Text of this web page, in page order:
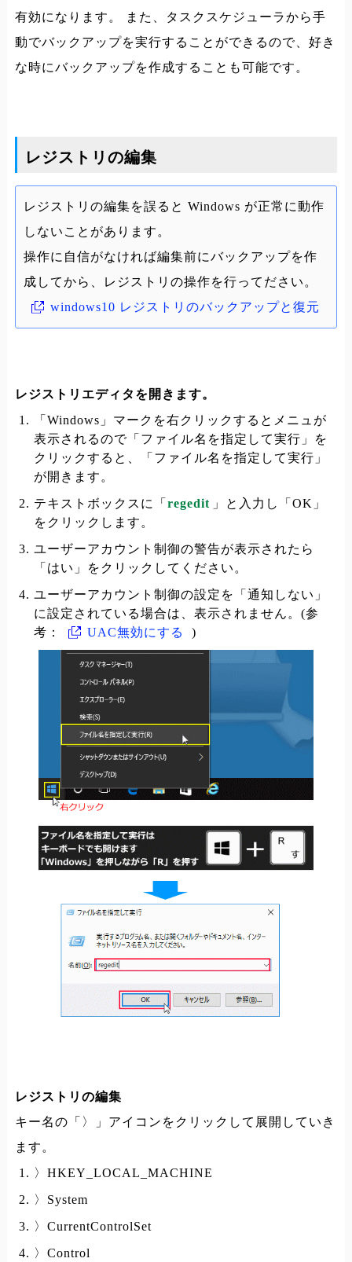
有効になります。 また、タスクスケジューラから手
動でバックアップを実行することができるので、好き
な時にバックアップを作成することも可能です。
レジストリの編集
レジストリの編集を誤ると Windows が正常に動作
しないことがあります。
操作に自信がなければ編集前にバックアップを作
成してから、レジストリの操作を行ってださい。
windows10 レジストリのバックアップと復元
レジストリエディタを開きます。
「Windows」マークを右クリックするとメニュが
表示されるので「ファイル名を指定して実行」を
クリックすると、「ファイル名を指定して実行」
が開きます。
テキストボックスに「 regedit 」と入力し「OK」
をクリックします。
ユーザーアカウント制御の警告が表示されたら
「はい」をクリックしてください。
ユーザーアカウント制御の設定を「通知しない」
に設定されている場合は、表示されません。(参
考：
UAC無効にする )
レジストリの編集
キー名の「〉」アイコンをクリックして展開していき
ます。
〉HKEY_LOCAL_MACHINE
〉System
〉CurrentControlSet
〉Control